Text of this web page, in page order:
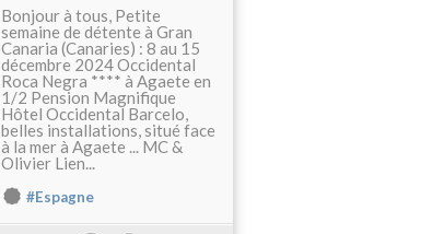
Bonjour à tous, Petite
semaine de détente à Gran
Canaria (Canaries) : 8 au 15
décembre 2024 Occidental
Roca Negra **** à Agaete en
1/2 Pension Magnifique
Hôtel Occidental Barcelo,
belles installations, situé face
à la mer à Agaete ... MC &
Olivier Lien...
#Espagne